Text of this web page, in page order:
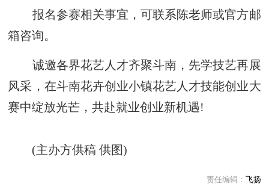
报名参赛相关事宜，可联系陈老师或官方邮
箱咨询。
诚邀各界花艺人才齐聚斗南，先学技艺再展
风采，在斗南花卉创业小镇花艺人才技能创业大
赛中绽放光芒，共赴就业创业新机遇!
(主办方供稿 供图)
责任编辑： 飞扬